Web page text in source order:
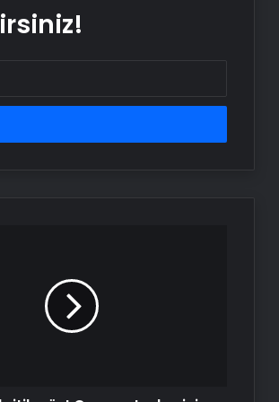
Bayraktar TB3’ten hedefe tam